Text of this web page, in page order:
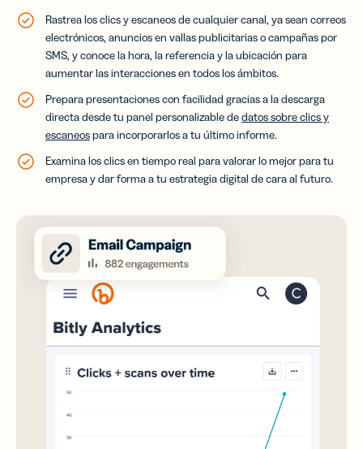
Rastrea los clics y escaneos de cualquier canal, ya sean correos
electrónicos, anuncios en vallas publicitarias o campañas por
SMS, y conoce la hora, la referencia y la ubicación para
aumentar las interacciones en todos los ámbitos.
Prepara presentaciones con facilidad gracias a la descarga
directa desde tu panel personalizable dedatos sobre clics y
escaneospara incorporarlos a tu último informe.
Examina los clics en tiempo real para valorar lo mejor para tu
empresa y dar forma a tu estrategia digital de cara al futuro.